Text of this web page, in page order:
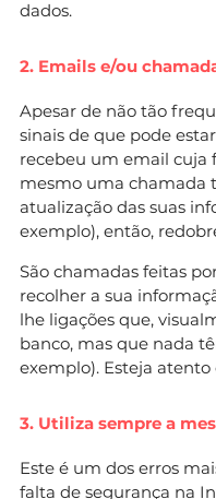
dados.
2. Emails e/ou
Apesar de não tão
sinais de que pode
recebeu um email cuja
mesmo uma chamada
atualização das suas
exemplo), então,
São chamadas feitas
recolher a sua
lhe ligações que,
banco, mas que nada
exemplo). Esteja atento
3. Utiliza sempre a
Este é um dos erros
falta de segurança na